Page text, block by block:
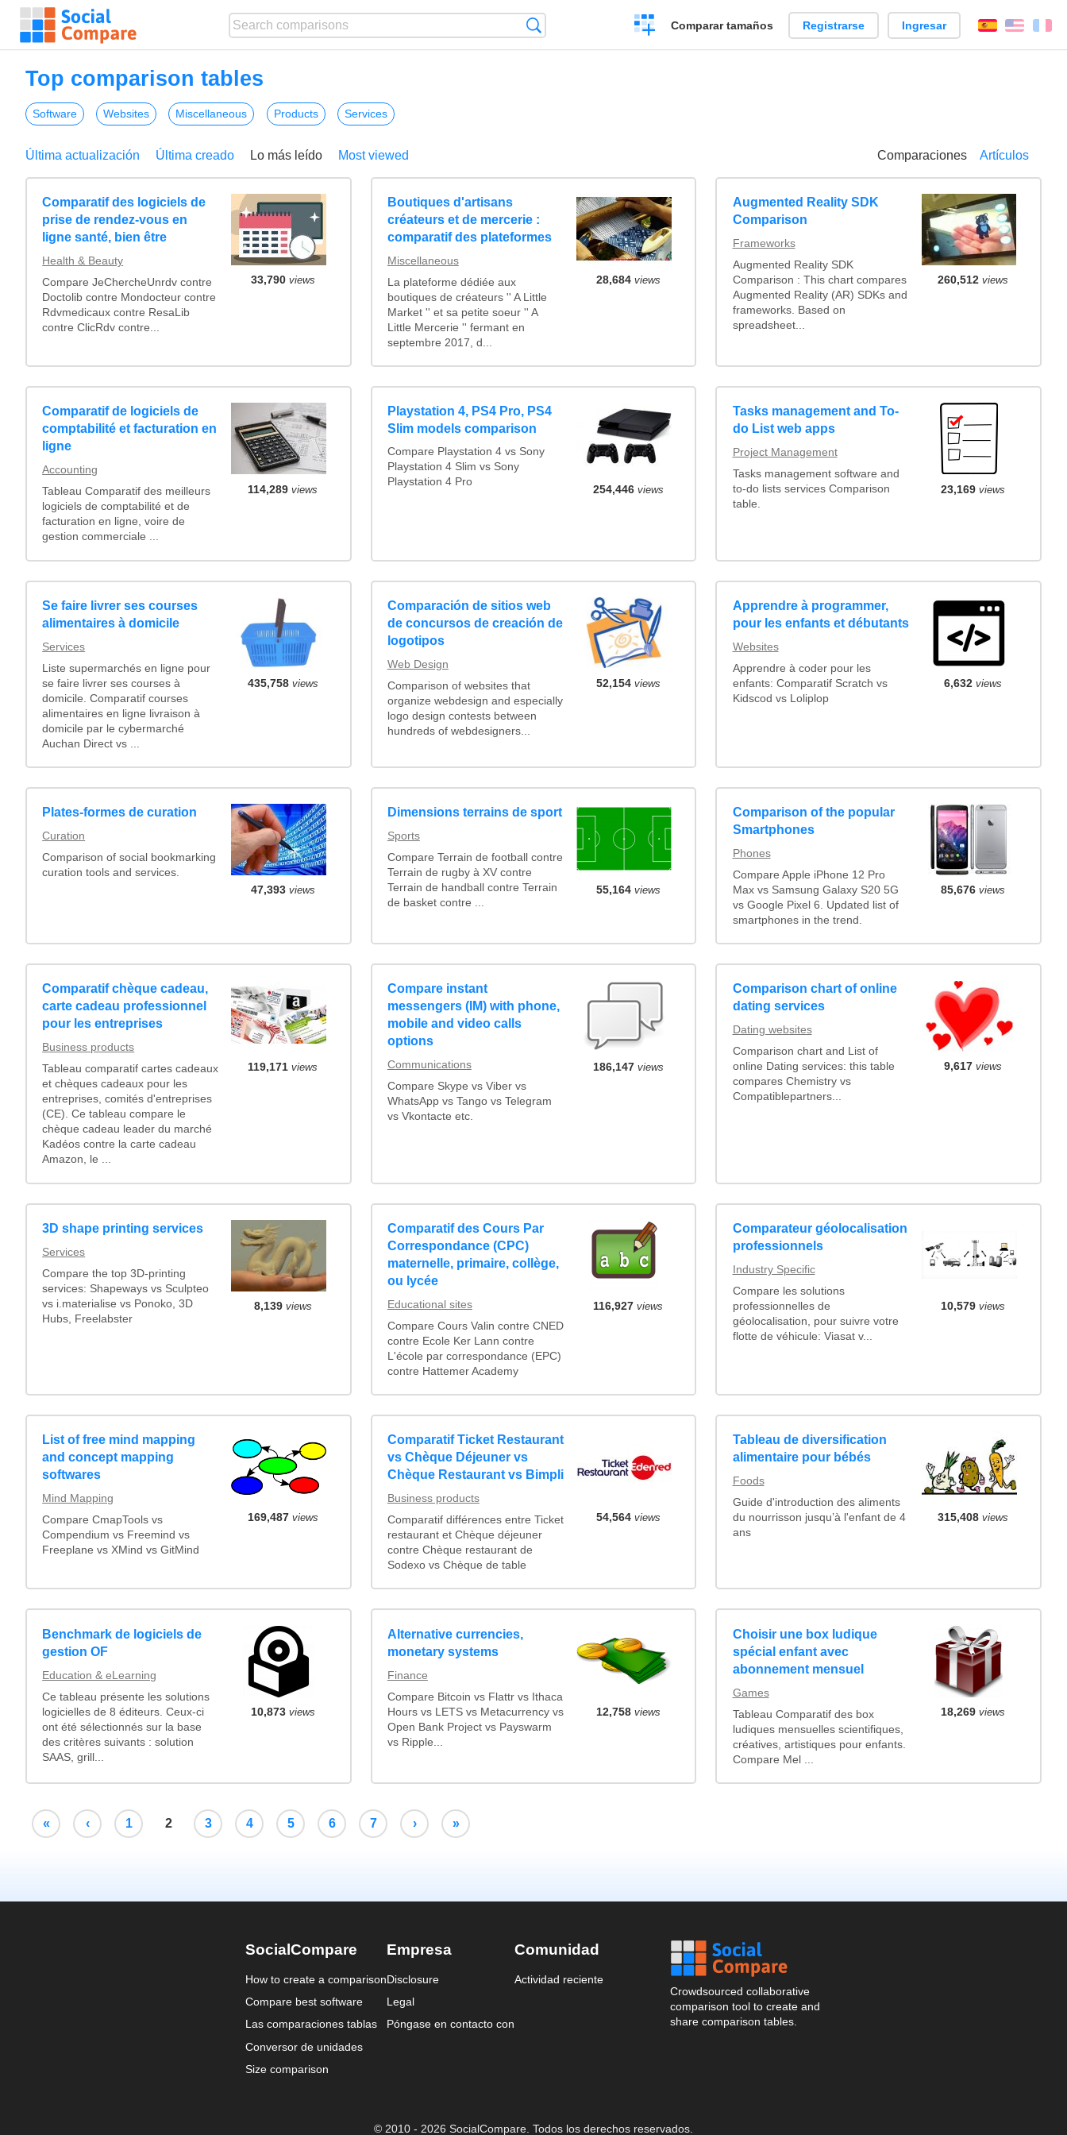
Crear
una
Comparar tamaños Registrarse Ingresar EspañolEnglish
Top comparison tables
Software Websites Miscellaneous Products Services
Última actualización Última creado Lo más leído Most viewed Comparaciones Artículos
Comparatif des logiciels de
prise de rendez-vous en
ligne santé, bien être
Health & Beauty
Compare JeChercheUnrdv contre
Doctolib contre Mondocteur contre
Rdvmedicaux contre ResaLib
contre ClicRdv contre...
33,790 views
Boutiques d'artisans
créateurs et de mercerie :
comparatif des plateformes
Miscellaneous
La plateforme dédiée aux
boutiques de créateurs '' A Little
Market '' et sa petite soeur '' A
Little Mercerie '' fermant en
septembre 2017, d...
28,684 views
Augmented Reality SDK
Comparison
Frameworks
Augmented Reality SDK
Comparison : This chart compares
Augmented Reality (AR) SDKs and
frameworks. Based on
spreadsheet...
260,512views
Comparatif de logiciels de
comptabilité et facturation en
ligne
Accounting
Tableau Comparatif des meilleurs
logiciels de comptabilité et de
facturation en ligne, voire de
gestion commerciale ...
114,289views
Playstation 4, PS4 Pro, PS4
Slim models comparison
Compare Playstation 4 vs Sony
Playstation 4 Slim vs Sony
Playstation 4 Pro
254,446 views
Tasks management and To-
do List web apps
Project Management
Tasks management software and
to-do lists services Comparison
table.
23,169views
Se faire livrer ses courses
alimentaires à domicile
Services
Liste supermarchés en ligne pour
se faire livrer ses courses à
domicile. Comparatif courses
alimentaires en ligne livraison à
domicile par le cybermarché
Auchan Direct vs ...
435,758 views
Comparación de sitios web
de concursos de creación de
logotipos
Web Design
Comparison of websites that
organize webdesign and especially
logo design contests between
hundreds of webdesigners...
52,154 views
Apprendre à programmer,
pour les enfants et débutants
Websites
Apprendre à coder pour les
enfants: Comparatif Scratch vs
Kidscod vs Loliplop
6,632views
Plates-formes de curation
Curation
Comparison of social bookmarking
curation tools and services.
47,393 views
Dimensions terrains de sport
Sports
Compare Terrain de football contre
Terrain de rugby à XV contre
Terrain de handball contre Terrain
de basket contre ...
55,164 views
Comparison of the popular
Smartphones
Phones
Compare Apple iPhone 12 Pro
Max vs Samsung Galaxy S20 5G
vs Google Pixel 6. Updated list of
smartphones in the trend.
85,676views
Comparatif chèque cadeau,
carte cadeau professionnel
pour les entreprises
Business products
Tableau comparatif cartes cadeaux
et chèques cadeaux pour les
entreprises, comités d'entreprises
(CE). Ce tableau compare le
chèque cadeau leader du marché
Kadéos contre la carte cadeau
Amazon, le ...
119,171views
Compare instant
messengers (IM) with phone,
mobile and video calls
options
Communications
Compare Skype vs Viber vs
WhatsApp vs Tango vs Telegram
vs Vkontacte etc.
186,147 views
Comparison chart of online
dating services
Dating websites
Comparison chart and List of
online Dating services: this table
compares Chemistry vs
Compatiblepartners...
9,617views
3D shape printing services
Services
Compare the top 3D-printing
services: Shapeways vs Sculpteo
vs i.materialise vs Ponoko, 3D
Hubs, Freelabster
8,139 views
Comparatif des Cours Par
Correspondance (CPC)
maternelle, primaire, collège,
ou lycée
Educational sites
Compare Cours Valin contre CNED
contre Ecole Ker Lann contre
L'école par correspondance (EPC)
contre Hattemer Academy
116,927views
Comparateur géolocalisation
professionnels
Industry Specific
Compare les solutions
professionnelles de
géolocalisation, pour suivre votre
flotte de véhicule: Viasat v...
10,579views
List of free mind mapping
and concept mapping
softwares
Mind Mapping
Compare CmapTools vs
Compendium vs Freemind vs
Freeplane vs XMind vs GitMind
169,487 views
Comparatif Ticket Restaurant
vs Chèque Déjeuner vs
Chèque Restaurant vs Bimpli
Business products
Comparatif différences entre Ticket
restaurant et Chèque déjeuner
contre Chèque restaurant de
Sodexo vs Chèque de table
54,564 views
Tableau de diversification
alimentaire pour bébés
Foods
Guide d'introduction des aliments
du nourrisson jusqu’à l'enfant de 4
ans
315,408views
Benchmark de logiciels de
gestion OF
Education & eLearning
Ce tableau présente les solutions
logicielles de 8 éditeurs. Ceux-ci
ont été sélectionnés sur la base
des critères suivants : solution
SAAS, grill...
10,873 views
Alternative currencies,
monetary systems
Finance
Compare Bitcoin vs Flattr vs Ithaca
Hours vs LETS vs Metacurrency vs
Open Bank Project vs Payswarm
vs Ripple...
12,758 views
Choisir une box ludique
spécial enfant avec
abonnement mensuel
Games
Tableau Comparatif des box
ludiques mensuelles scientifiques,
créatives, artistiques pour enfants.
Compare Mel ...
18,269views
« ‹ 1 2 3 4 5 6 7 › »
SocialCompare
How to create a comparison
Compare best software
Las comparaciones tablas
Conversor de unidades
Size comparison
Empresa
Disclosure
Legal
Póngase en contacto con
Comunidad
Actividad reciente
Crowdsourced collaborative
comparison tool to create and
share comparison tables.
© 2010 - 2026 SocialCompare. Todos los derechos reservados.